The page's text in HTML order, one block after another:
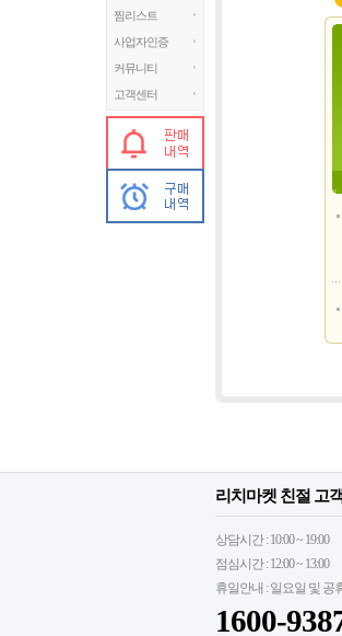
찜리스트
사업자인증
커뮤니티
고객센터
리치마켓 친절 고
상담시간 : 10:00 ~ 19:00
점심시간 : 12:00 ~ 13:00
휴일안내 : 일요일 및 공
1600-